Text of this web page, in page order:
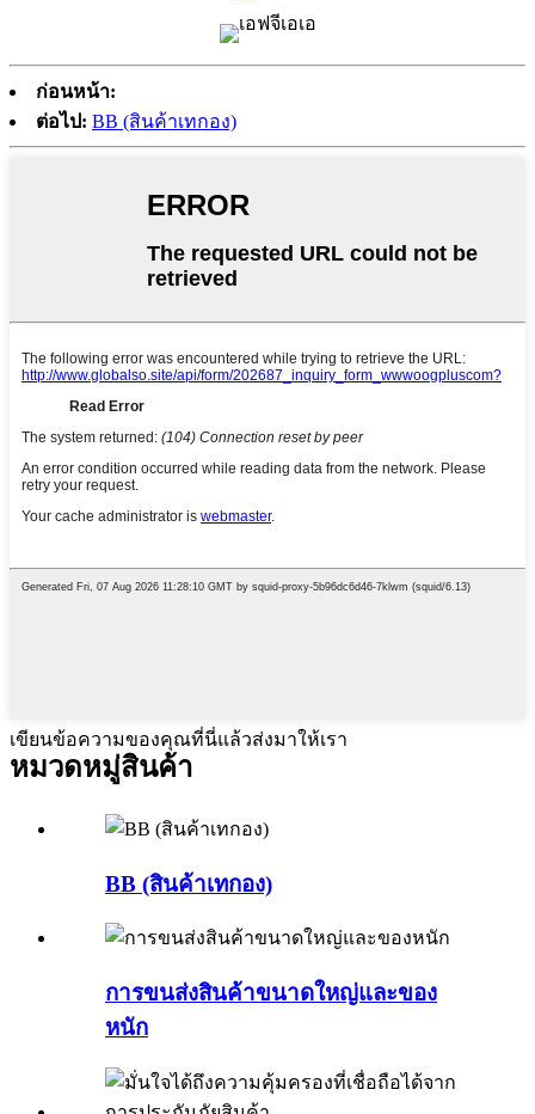
ก่อนหน้า:
ต่อไป: BB (สินค้าเทกอง)
เขียนข้อความของคุณที่นี่แล้วส่งมาให้เรา
หมวดหมู่สินค้า
BB (สินค้าเทกอง)
การขนส่งสินค้าขนาดใหญ่และของ
หนัก